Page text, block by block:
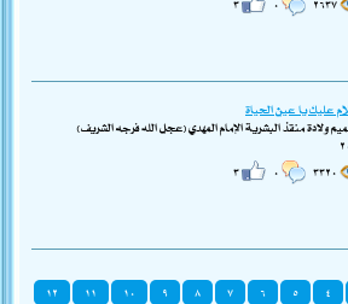
عليك يا عين الحياة
ولادة منقذ البشرية الإمام المهدي (عجّل الله فرجه الشريف)
٤ ٥ ٦ ٧ ٨ ٩ ١٠ ١١
١٢